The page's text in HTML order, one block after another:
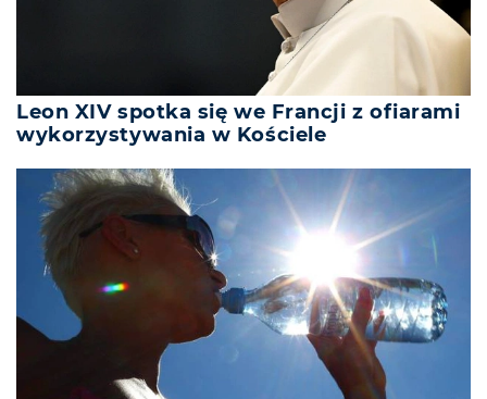
Leon XIV spotka się we Francji z ofiarami
wykorzystywania w Kościele